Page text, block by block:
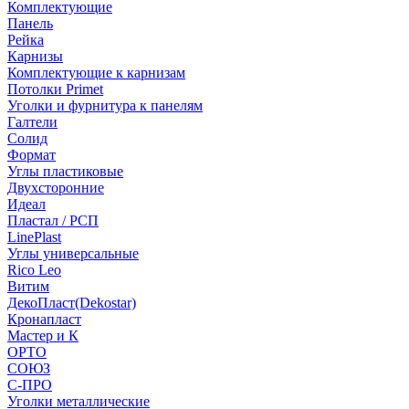
Комплектующие
Панель
Рейка
Карнизы
Комплектующие к карнизам
Потолки Primet
Уголки и фурнитура к панелям
Галтели
Солид
Формат
Углы пластиковые
Двухсторонние
Идеал
Пластал / РСП
LinePlast
Углы универсальные
Rico Leo
Витим
ДекоПласт(Dekostar)
Кронапласт
Мастер и К
ОРТО
СОЮЗ
С-ПРО
Уголки металлические